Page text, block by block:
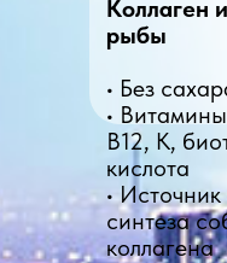
Коллаген
рыбы
• Без
•
B12, K,
кислота
•
синтеза
коллагена